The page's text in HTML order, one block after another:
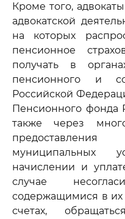
Кроме того,
адвокатской
на которых
пенсионное
получать в
пенсионного и
Российской
Пенсионного фонда
также через
муниципальных
начислении и
случае
содержащимися в
счетах,